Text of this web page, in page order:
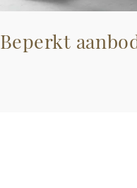
Beperkt